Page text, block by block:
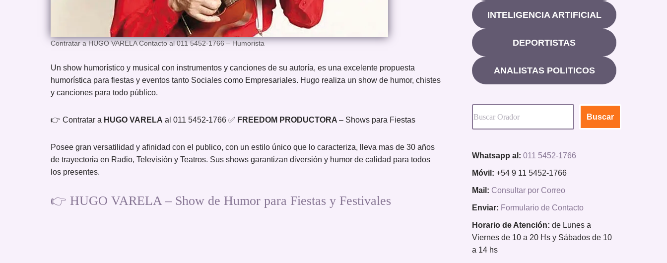
Contratar a HUGO VARELA Contacto al 011 5452-1766 – Humorista
Un show humorístico y musical con instrumentos y canciones de su autoría, es una excelente propuesta
humorística para fiestas y eventos tanto Sociales como Empresariales. Hugo realiza un show de humor, chistes
y canciones para todo público.
👉 Contratar a HUGO VARELA al 011 5452-1766 ✅ FREEDOM PRODUCTORA – Shows para Fiestas
Posee gran versatilidad y afinidad con el publico, con un estilo único que lo caracteriza, lleva mas de 30 años
de trayectoria en Radio, Televisión y Teatros. Sus shows garantizan diversión y humor de calidad para todos
los presentes.
👉 HUGO VARELA – Show de Humor para Fiestas y Festivales
INTELIGENCIA ARTIFICIAL
DEPORTISTAS
ANALISTAS POLITICOS
Buscar
Whatsapp al: 011 5452-1766
Móvil: +54 9 11 5452-1766
Mail: Consultar por Correo
Enviar: Formulario de Contacto
Horario de Atención: de Lunes a
Viernes de 10 a 20 Hs y Sábados de 10
a 14 hs